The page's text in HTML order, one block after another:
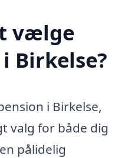
vælge
Birkelse?
i Birkelse,
for både dig
pålidelig